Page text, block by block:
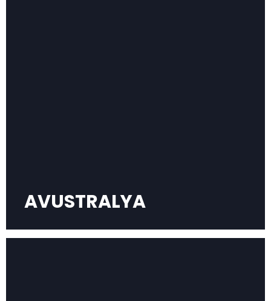
AVUSTRALYA